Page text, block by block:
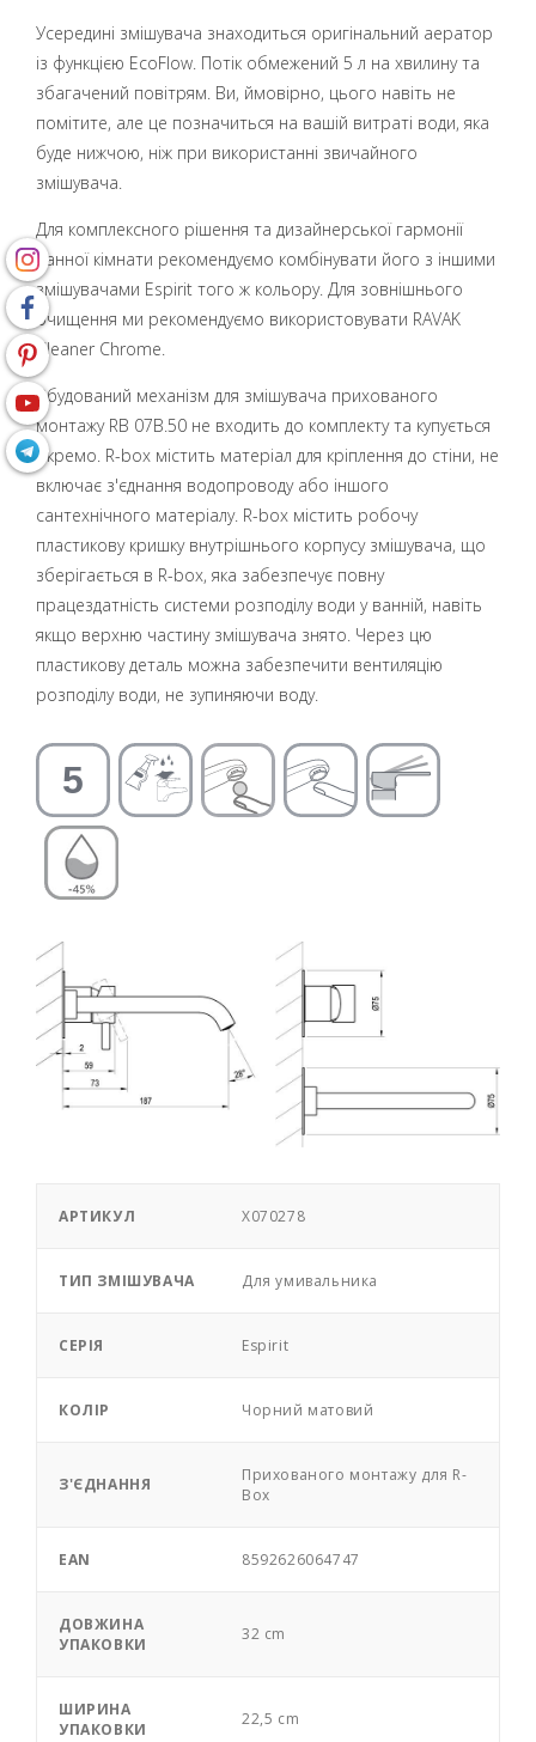
Усередині змішувача знаходиться оригінальний аератор
із функцією EcoFlow. Потік обмежений 5 л на хвилину та
збагачений повітрям. Ви, ймовірно, цього навіть не
помітите, але це позначиться на вашій витраті води, яка
буде нижчою, ніж при використанні звичайного
змішувача.
Для комплексного рішення та дизайнерської гармонії
ванної кімнати рекомендуємо комбінувати його з іншими
змішувачами Espirit того ж кольору. Для зовнішнього
очищення ми рекомендуємо використовувати RAVAK
Cleaner Chrome.
Вбудований механізм для змішувача прихованого
монтажу RB 07B.50 не входить до комплекту та купується
окремо. R-box містить матеріал для кріплення до стіни, не
включає з'єднання водопроводу або іншого
сантехнічного матеріалу. R-box містить робочу
пластикову кришку внутрішнього корпусу змішувача, що
зберігається в R-box, яка забезпечує повну
працездатність системи розподілу води у ванній, навіть
якщо верхню частину змішувача знято. Через цю
пластикову деталь можна забезпечити вентиляцію
розподілу води, не зупиняючи воду.
АРТИКУЛ X070278
ТИП ЗМІШУВАЧА Для умивальника
СЕРІЯ Espirit
КОЛІР Чорний матовий
З'ЄДНАННЯ
Прихованого монтажу для R-
Box
EAN 8592626064747
ДОВЖИНА
УПАКОВКИ
32 cm
ШИРИНА
УПАКОВКИ
22,5 cm